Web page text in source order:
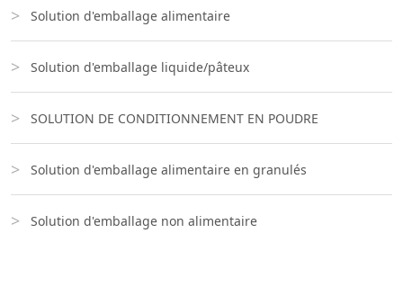
Solution d'emballage alimentaire
Solution d'emballage liquide/pâteux
SOLUTION DE CONDITIONNEMENT EN POUDRE
Solution d'emballage alimentaire en granulés
Solution d'emballage non alimentaire